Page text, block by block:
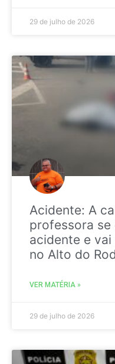
29 de julho de 2026
Acidente: A
professora se
acidente e vai
no Alto do
VER MATÉRIA »
29 de julho de 2026